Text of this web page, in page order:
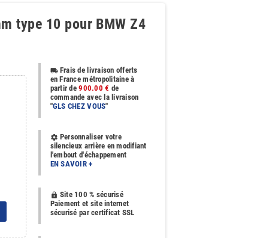
type 10 pour BMW Z4
local_shippingFrais de livraison offerts
en France métropolitaine à
partir de900.00 € de
commande avec la livraison
"GLS CHEZ VOUS"
settings Personnaliser votre
silencieux arrière en modifiant
l'embout d'échappement
EN SAVOIR +
https Site 100 % sécurisé
Paiement et site internet
sécurisé par certificat SSL